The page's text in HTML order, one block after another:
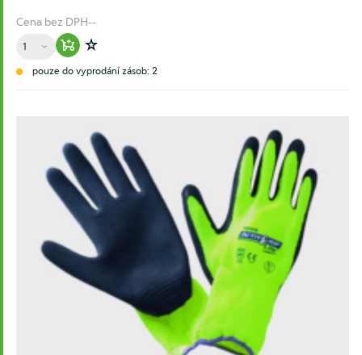
Cena bez DPH--
Množství
Warenkorb hinzufügen
Zur Wunschliste hinzufügen
pouze do vyprodání zásob: 2